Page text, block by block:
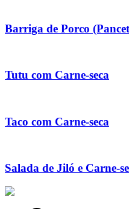
Barriga de Porco
Tutu com Carne-seca
Taco com Carne-seca
Salada de Jiló e Carne-